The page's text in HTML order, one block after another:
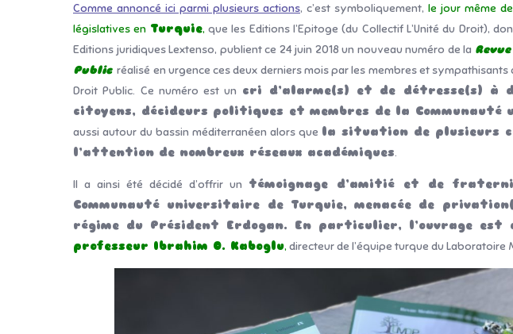
Comme annoncé ici parmi plusieurs actions, c’est symboliquement, le jour même
législatives en Turquie,que les Editions l’Epitoge (du Collectif L’Unité du Droit),
Editions juridiques Lextenso, publient ce 24 juin 2018 un nouveau numéro de la
Publicréalisé en urgence ces deux derniers mois par les membres et
Droit Public. Ce numéro est un cri d’alarme(s) et de détresse(s) à
citoyens, décideurs politiques et membres de la
aussi autour du bassin méditerranéen alors que la situation de plusieurs
l’attention de nombreux réseaux académiques.
Il a ainsi été décidé d’offrir un témoignage d’amitié et de
Communauté universitaire de Turquie, menacée de
régime du Président Erdogan. En particulier, l’ouvrage est
professeur Ibrahim O. Kaboglu,directeur de l’équipe turque du Laboratoire